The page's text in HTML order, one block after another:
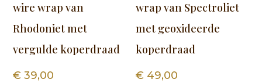
wire wrap van
Rhodoniet met
vergulde koperdraad
€ 39,00
wrap van Spectroliet
met geoxideerde
koperdraad
€ 49,00